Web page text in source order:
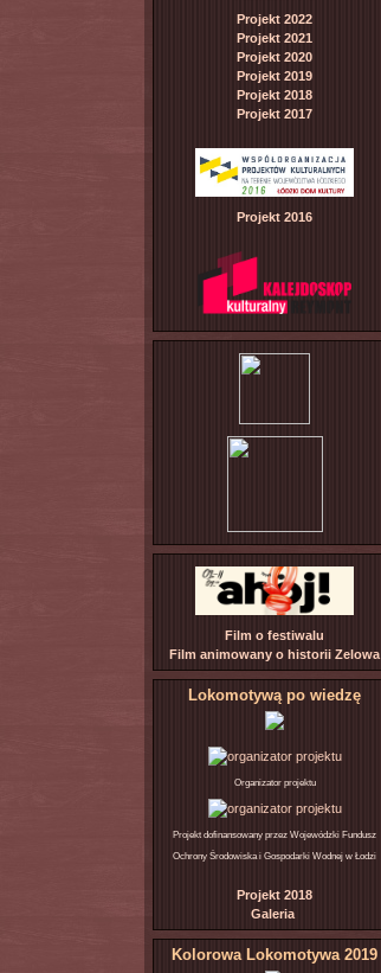
Projekt 2022
Projekt 2021
Projekt 2020
Projekt 2019
Projekt 2018
Projekt 2017
Projekt 2016
Film o festiwalu
Film animowany o historii Zelowa
Lokomotywą po wiedzę
Organizator projektu
Projekt dofinansowany przez Wojewódzki Fundusz
Ochrony Środowiska i Gospodarki Wodnej w Łodzi
Projekt 2018
Galeria
Kolorowa Lokomotywa 2019